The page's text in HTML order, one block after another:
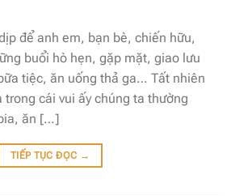
để anh em, bạn bè, chiến hữu,
buổi hò hẹn, gặp mặt, giao lưu
tiệc, ăn uống thả ga… Tất nhiên
trong cái vui ấy chúng ta thường
ăn […]
TIẾP TỤC ĐỌC →